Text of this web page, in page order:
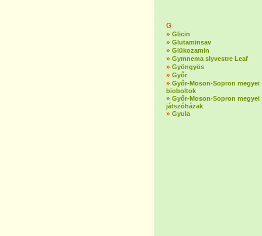
G
» Glicin
» Glutaminsav
» Glükozamin
» Gymnema slyvestre Leaf
» Gyöngyös
» Győr
» Győr-Moson-Sopron megyei
bioboltok
» Győr-Moson-Sopron megyei
játszóházak
» Gyula